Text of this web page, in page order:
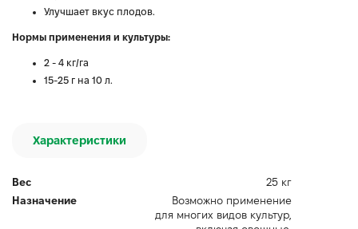
Улучшает вкус плодов.
Нормы применения и культуры:
2 - 4 кг/га
15-25 г на 10 л.
Характеристики
Вес
25 кг
Назначение
Возможно применение
для многих видов культур,